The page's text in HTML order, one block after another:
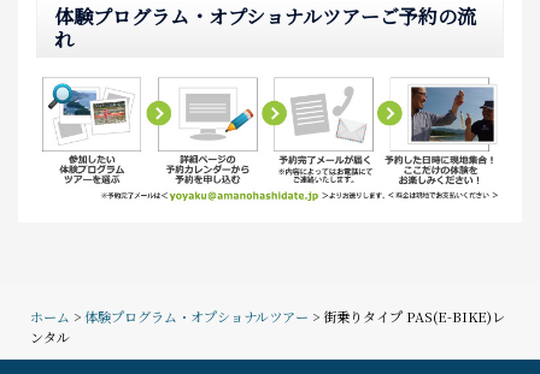
体験プログラム・オプショナルツアーご予約の流
れ
ホーム >体験プログラム・オプショナルツアー > 街乗りタイプ PAS(E-BIKE)レ
ンタル